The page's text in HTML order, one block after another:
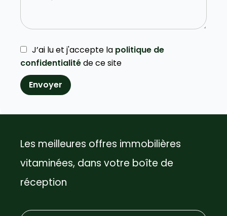
J’ai lu et j'accepte la politique de
confidentialitéde ce site
Envoyer
Les meilleures offres immobilières
vitaminées, dans votre boîte de
réception